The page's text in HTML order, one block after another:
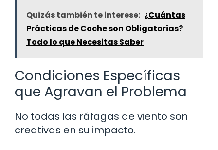
Quizás también te interese: ¿Cuántas
Prácticas de Coche son Obligatorias?
Todo lo que Necesitas Saber
Condiciones Específicas
que Agravan el Problema
No todas las ráfagas de viento son
creativas en su impacto.